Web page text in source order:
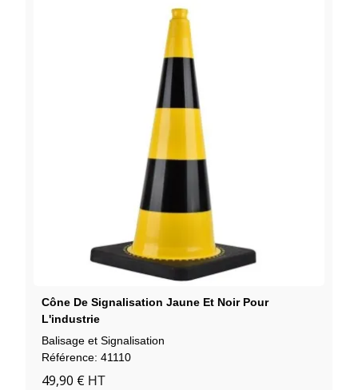
Cône De Signalisation Jaune Et Noir Pour
L'industrie
Balisage et Signalisation
Référence: 41110
49,90 € HT